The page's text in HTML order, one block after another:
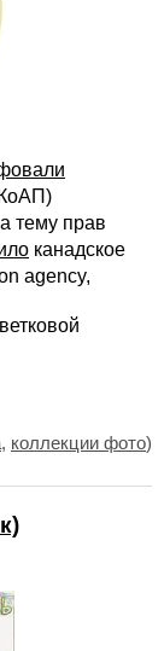
КоАП)
тему прав
канадское
agency,
, коллекции фото)